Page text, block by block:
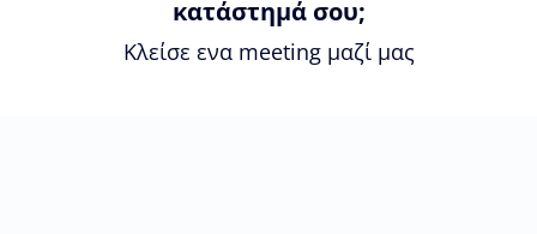
κατάστημά σου;
Κλείσε ενα meeting μαζί μας